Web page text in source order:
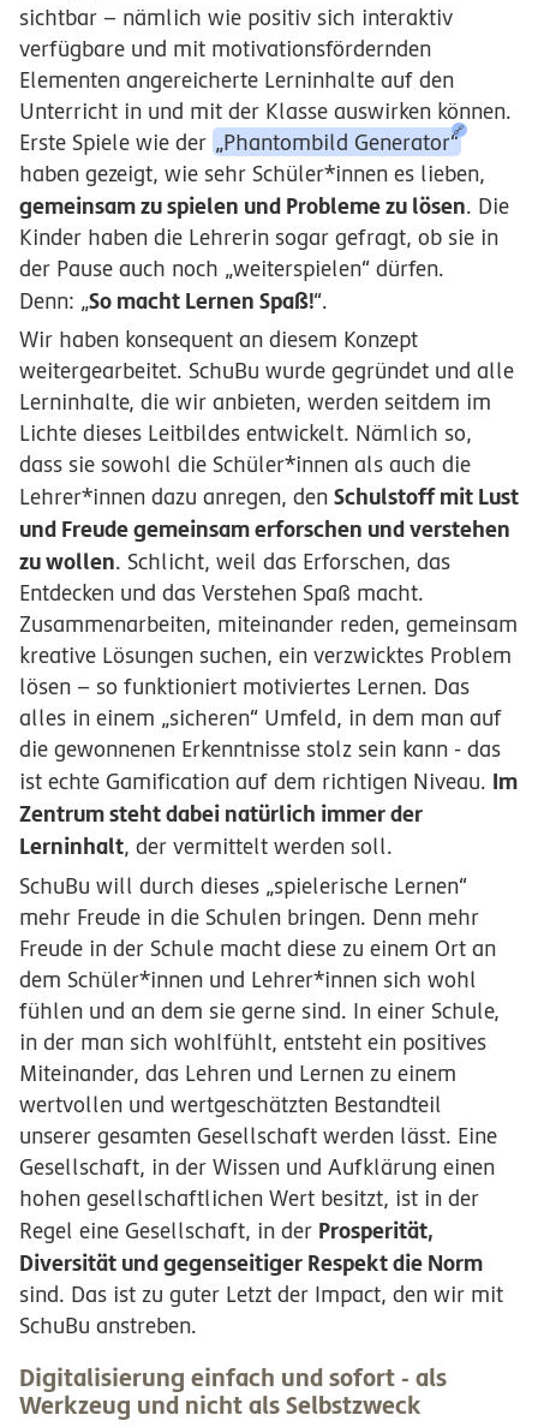
sichtbar – nämlich wie positiv sich interaktiv
verfügbare und mit motivationsfördernden
Elementen angereicherte Lerninhalte auf den
Unterricht in und mit der Klasse auswirken können.
Erste Spiele wie der „Phantombild Generator“
haben gezeigt, wie sehr Schüler*innen es lieben,
gemeinsam zu spielen und Probleme zu lösen. Die
Kinder haben die Lehrerin sogar gefragt, ob sie in
der Pause auch noch „weiterspielen“ dürfen.
Denn: „So macht Lernen Spaß!“.
Wir haben konsequent an diesem Konzept
weitergearbeitet. SchuBu wurde gegründet und alle
Lerninhalte, die wir anbieten, werden seitdem im
Lichte dieses Leitbildes entwickelt. Nämlich so,
dass sie sowohl die Schüler*innen als auch die
Lehrer*innen dazu anregen, den Schulstoff mit Lust
und Freude gemeinsam erforschen und verstehen
zu wollen. Schlicht, weil das Erforschen, das
Entdecken und das Verstehen Spaß macht.
Zusammenarbeiten, miteinander reden, gemeinsam
kreative Lösungen suchen, ein verzwicktes Problem
lösen – so funktioniert motiviertes Lernen. Das
alles in einem „sicheren“ Umfeld, in dem man auf
die gewonnenen Erkenntnisse stolz sein kann - das
ist echte Gamification auf dem richtigen Niveau. Im
Zentrum steht dabei natürlich immer der
Lerninhalt, der vermittelt werden soll.
SchuBu will durch dieses „spielerische Lernen“
mehr Freude in die Schulen bringen. Denn mehr
Freude in der Schule macht diese zu einem Ort an
dem Schüler*innen und Lehrer*innen sich wohl
fühlen und an dem sie gerne sind. In einer Schule,
in der man sich wohlfühlt, entsteht ein positives
Miteinander, das Lehren und Lernen zu einem
wertvollen und wertgeschätzten Bestandteil
unserer gesamten Gesellschaft werden lässt. Eine
Gesellschaft, in der Wissen und Aufklärung einen
hohen gesellschaftlichen Wert besitzt, ist in der
Regel eine Gesellschaft, in der Prosperität,
Diversität und gegenseitiger Respekt die Norm
sind. Das ist zu guter Letzt der Impact, den wir mit
SchuBu anstreben.
Digitalisierung einfach und sofort - als
Werkzeug und nicht als Selbstzweck